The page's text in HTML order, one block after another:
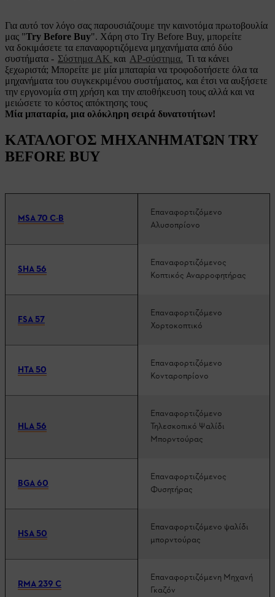
Για αυτό τον λόγο σας παρουσιάζουμε την καινοτόμα πρωτοβουλία
μας "Try Before Buy". Χάρη στο Try Before Buy, μπορείτε
να δοκιμάσετε τα επαναφορτιζόμενα μηχανήματα από δύο
συστήματα - Σύστημα AK και AP-σύστημα. Τι τα κάνει
ξεχωριστά; Μπορείτε με μία μπαταρία να τροφοδοτήσετε όλα τα
μηχανήματα του συγκεκριμένου συστήματος, και έτσι να αυξήσετε
την εργονομία στη χρήση και την αποθήκευση τους αλλά και να
μειώσετε το κόστος απόκτησης τους
Μία μπαταρία, μια ολόκληρη σειρά δυνατοτήτων!
ΚΑΤΑΛΟΓΟΣ ΜΗΧΑΝΗΜΑΤΩΝ TRY
BEFORE BUY
MSA 70 C-B
Επαναφορτιζόμενο
Αλυσοπρίονο
SHA 56
Επαναφορτιζόμενος
Κοπτικός Αναρροφητήρας
FSA 57
Επαναφορτιζόμενο
Χορτοκοπτικό
HTA 50
Επαναφορτιζόμενο
Κονταροπρίονο
HLA 56
Επαναφορτιζόμενο
Τηλεσκοπικό Ψαλίδι
Μπορντούρας
BGA 60
Επαναφορτιζόμενος
Φυσητήρας
HSA 50
Επαναφορτιζόμενο ψαλίδι
μπορντούρας
RMA 239 C
Επαναφορτιζόμενη Μηχανή
Γκαζόν